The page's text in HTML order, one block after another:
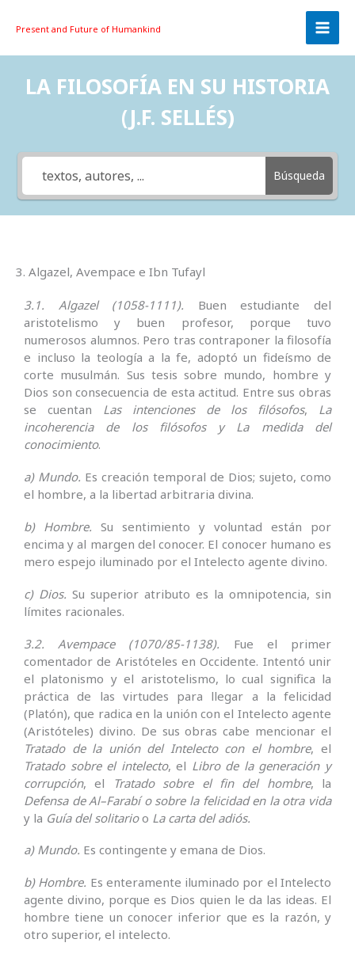
Present and Future of Humankind
LA FILOSOFÍA EN SU HISTORIA
(J.F. SELLÉS)
Búsqueda
3. Algazel, Avempace e Ibn Tufayl
3.1. Algazel (1058-1111). Buen estudiante del
aristotelismo y buen profesor, porque tuvo
numerosos alumnos. Pero tras contraponer la filosofía
e incluso la teología a la fe, adoptó un fideísmo de
corte musulmán. Sus tesis sobre mundo, hombre y
Dios son consecuencia de esta actitud. Entre sus obras
se cuentan Las intenciones de los filósofos, La
incoherencia de los filósofos y
La medida del
conocimiento.
a) Mundo. Es creación temporal de Dios; sujeto, como
el hombre, a la libertad arbitraria divina.
b) Hombre. Su sentimiento y voluntad están por
encima y al margen del conocer. El conocer humano es
mero espejo iluminado por el Intelecto agente divino.
c) Dios. Su superior atributo es la omnipotencia, sin
límites racionales.
3.2. Avempace (1070/85-1138). Fue el primer
comentador de Aristóteles en Occidente. Intentó unir
el platonismo y el aristotelismo, lo cual significa la
práctica de las virtudes para llegar a la felicidad
(Platón), que radica en la unión con el Intelecto agente
(Aristóteles) divino. De sus obras cabe mencionar el
Tratado de la unión del Intelecto con el hombre, el
Tratado sobre el intelecto, el Libro de la generación y
corrupción, el Tratado sobre el fin del hombre, la
Defensa de Al–Farabí o sobre la felicidad en la otra vida
y la Guía del solitarioo La carta del adiós.
a) Mundo. Es contingente y emana de Dios.
b) Hombre. Es enteramente iluminado por el Intelecto
agente divino, porque es Dios quien le da las ideas. El
hombre tiene un conocer inferior que es la razón, y
otro superior, el intelecto.